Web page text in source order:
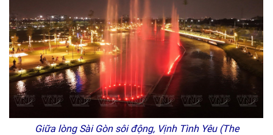
Giữa lòng Sài Gòn sôi động, Vịnh Tình Yêu (The